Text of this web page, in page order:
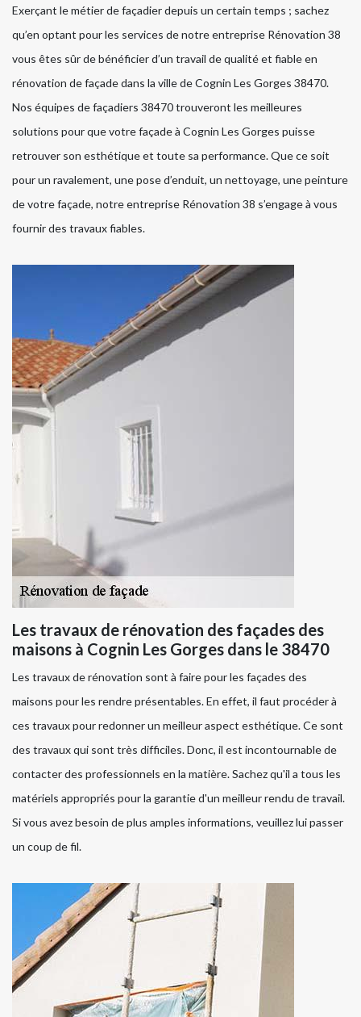
Exerçant le métier de façadier depuis un certain temps ; sachez
qu’en optant pour les services de notre entreprise Rénovation 38
vous êtes sûr de bénéficier d’un travail de qualité et fiable en
rénovation de façade dans la ville de Cognin Les Gorges 38470.
Nos équipes de façadiers 38470 trouveront les meilleures
solutions pour que votre façade à Cognin Les Gorges puisse
retrouver son esthétique et toute sa performance. Que ce soit
pour un ravalement, une pose d’enduit, un nettoyage, une peinture
de votre façade, notre entreprise Rénovation 38 s’engage à vous
fournir des travaux fiables.
Les travaux de rénovation des façades des
maisons à Cognin Les Gorges dans le 38470
Les travaux de rénovation sont à faire pour les façades des
maisons pour les rendre présentables. En effet, il faut procéder à
ces travaux pour redonner un meilleur aspect esthétique. Ce sont
des travaux qui sont très difficiles. Donc, il est incontournable de
contacter des professionnels en la matière. Sachez qu'il a tous les
matériels appropriés pour la garantie d'un meilleur rendu de travail.
Si vous avez besoin de plus amples informations, veuillez lui passer
un coup de fil.